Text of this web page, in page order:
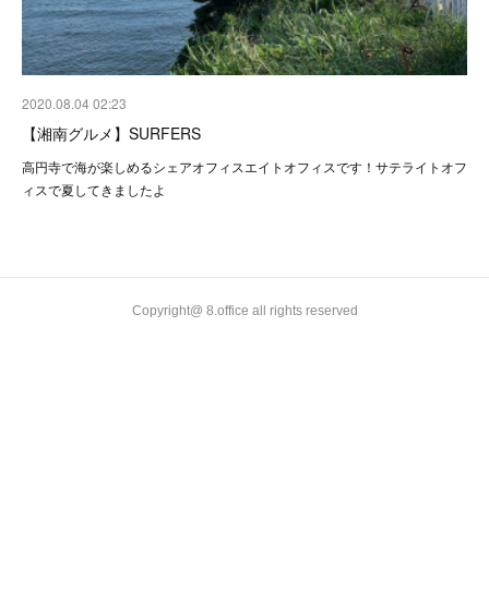
2020.08.04 02:23
【湘南グルメ】SURFERS
高円寺で海が楽しめるシェアオフィスエイトオフィスです！サテライトオフ
ィスで夏してきましたよ
Copyright@ 8.office all rights reserved